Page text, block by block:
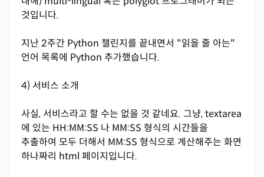
것입니다.
지난 2주간 Python 챌린지를 끝내면서 "읽을 줄 아는"
언어 목록에 Python 추가했습니다.
4) 서비스 소개
사실, 서비스라고 할 수는 없을 것 같네요. 그냥, textarea
에 있는 HH:MM:SS 나 MM:SS 형식의 시간들을
추출하여 모두 더해서 MM:SS 형식으로 계산해주는 화면
하나짜리 html 페이지입니다.